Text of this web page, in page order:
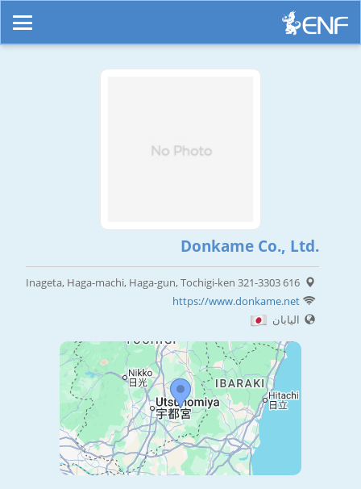
Donkame Co., Ltd.
616 Inageta, Haga-machi, Haga-gun, Tochigi-ken 321-3303
https://www.donkame.net
اليابان